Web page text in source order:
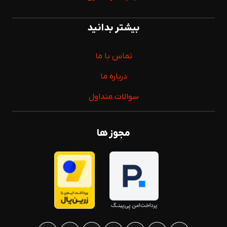
و تعمیراتی محسوب می‌شود. طراحی ساده، دسترسی سریع به
ابزار جایگاه ویژه‌ای در جعبه ابزار کاربران حرفه‌ای و عمومی
دسترسی آسان به پیچ و مهره در فضاهای محدود
پیچ و مهره‌هایی است که فضای کافی برای استفاده از ابزارهای
دیگر ندارند. طراحی باز دهانه آچار باعث می‌شود بتوان آن را از
کنار روی مهره قرار داد و در موقعیت‌هایی که استفاده از آچار
بکس یا رینگی دشوار است، عملیات باز و بسته کردن اتصالات
را به‌راحتی انجام داد
بیشتر بدانید
تماس با ما
درباره ما
سوالات متداول
مجوز ها